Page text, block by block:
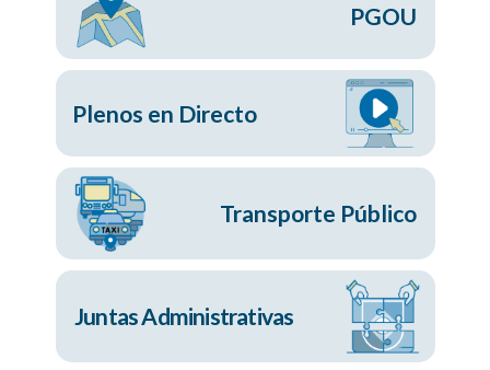
PGOU
Plenos en Directo
Transporte Público
Juntas Administrativas